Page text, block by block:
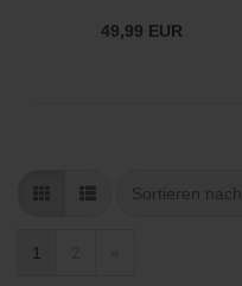
49,99 EUR
Sortieren nach
Sortieren nach
1